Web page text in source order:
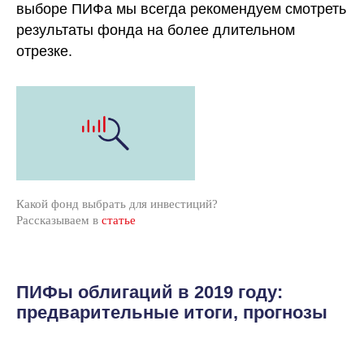
выборе ПИФа мы всегда рекомендуем смотреть
результаты фонда на более длительном
отрезке.
Какой фонд выбрать для инвестиций?
Рассказываем в статье
ПИФы облигаций в 2019 году:
предварительные итоги, прогнозы